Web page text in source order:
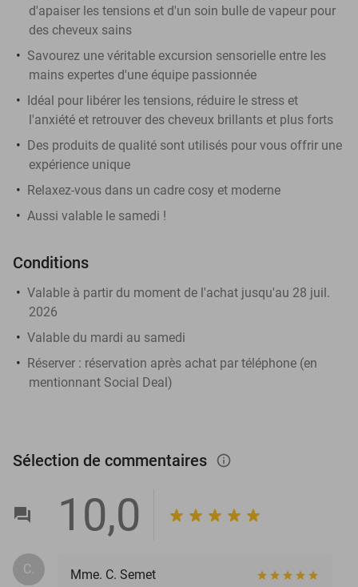
d'apaiser les tensions et d'un soin bulle de vapeur pour
des cheveux sains
Savourez une véritable excursion sensorielle entre les
mains expertes d'une équipe passionnée
Idéal pour libérer les tensions, réduire le stress et
l'anxiété et retrouver des cheveux brillants et plus forts
Des produits de qualité sont utilisés pour vous offrir une
expérience unique
Relaxez-vous dans un cadre cosy et moderne
Aussi valable le samedi !
Conditions
Valable à partir du moment de l'achat jusqu'au 28 juil.
2026
Valable du mardi au samedi
Réserver : réservation après achat par téléphone (en
mentionnant Social Deal)
Sélection de commentaires info_outlined
10,0
C.
Mme. C. Semet